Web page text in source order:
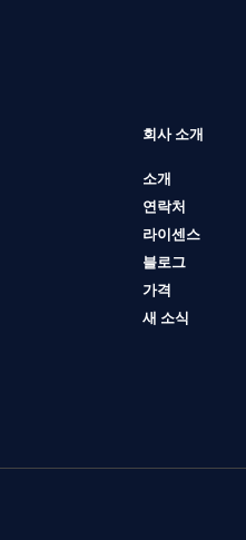
회사 소개
소개
연락처
라이센스
블로그
가격
새 소식